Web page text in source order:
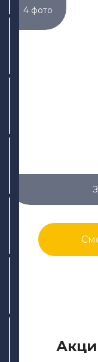
4 фото
Написать